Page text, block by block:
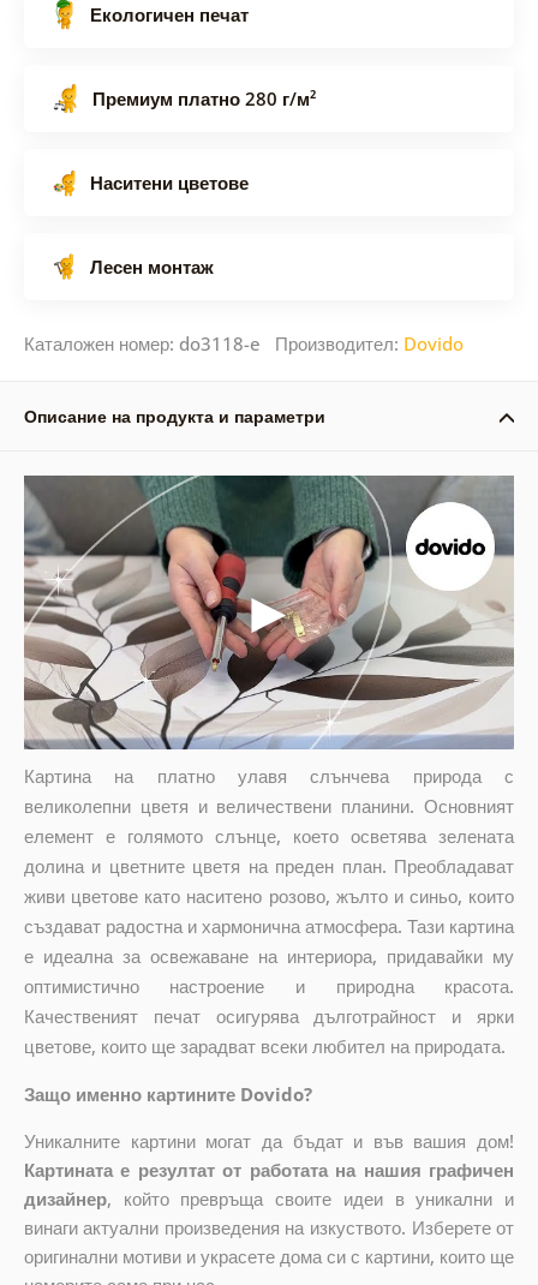
Екологичен печат
Премиум платно 280 г/м²
Наситени цветове
Лесен монтаж
Каталожен номер: do3118-e Производител: Dovido
Описание на продукта и параметри
Картина на платно улавя слънчева природа с
великолепни цветя и величествени планини. Основният
елемент е голямото слънце, което осветява зелената
долина и цветните цветя на преден план. Преобладават
живи цветове като наситено розово, жълто и синьо, които
създават радостна и хармонична атмосфера. Тази картина
е идеална за освежаване на интериора, придавайки му
оптимистично настроение и природна красота.
Качественият печат осигурява дълготрайност и ярки
цветове, които ще зарадват всеки любител на природата.
Защо именно картините Dovido?
Уникалните картини могат да бъдат и във вашия дом!
Картината е резултат от работата на нашия графичен
дизайнер, койтопревръща своите идеи в уникални и
винаги актуални произведения на изкуството. Изберете от
оригинални мотиви и украсете дома си с картини, които ще